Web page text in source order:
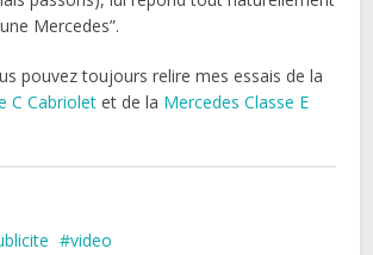
Mercedes”.
pouvez toujours relire mes essais de la
C Cabriolet et de la Mercedes Classe E
video